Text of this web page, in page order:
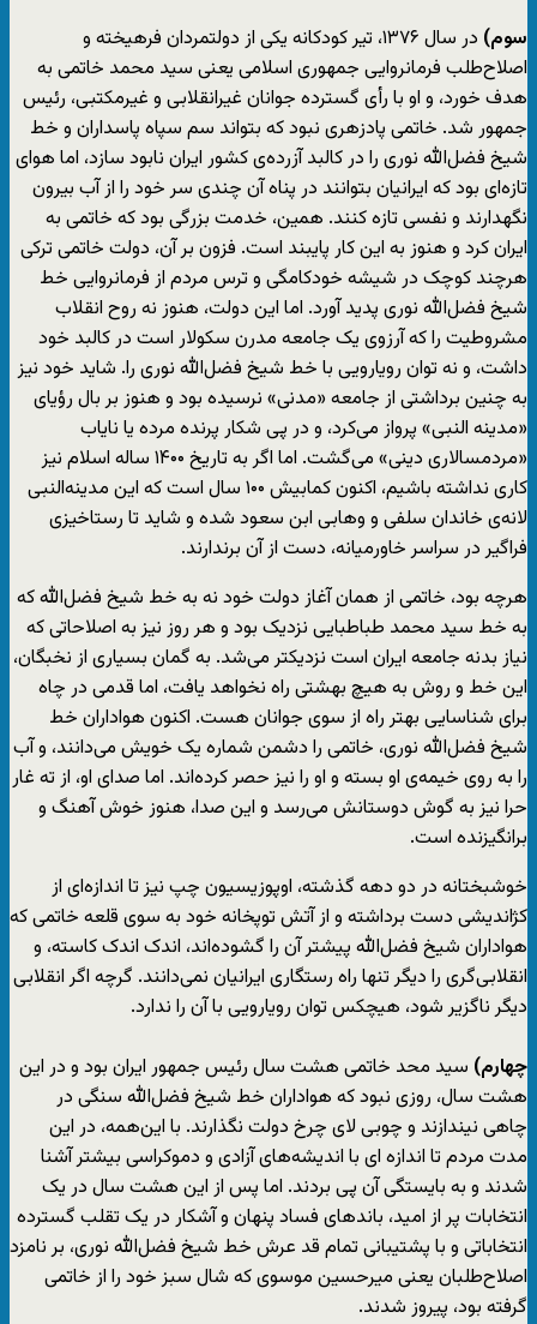
سوم)
در سال ۱۳۷۶، تیر کودکانه یکی از دولتمردان فرهیخته و
اصلاح‌طلب فرمانروایی جمهوری اسلامی یعنی سید محمد خاتمی به
هدف خورد، و او با رأی گسترده جوانان غیرانقلابی و غیرمکتبی، رئیس
جمهور شد. خاتمی پادزهری نبود که بتواند سم سپاه پاسداران و خط
شیخ فضل‌الله نوری را در کالبد آزرده‌ی کشور ایران نابود سازد، اما هوای
تازه‌ای بود که ایرانیان بتوانند در پناه آن چندی سر خود را از آب بیرون
نگهدارند و نفسی تازه کنند. همین، خدمت بزرگی بود که خاتمی به
ایران کرد و هنوز به این کار پایبند است. فزون بر آن، دولت خاتمی ترکی
هرچند کوچک در شیشه خودکامگی و ترس مردم از فرمانروایی خط
شیخ فضل‌الله نوری پدید آورد. اما این دولت، هنوز نه روح انقلاب
مشروطیت را که آرزوی یک جامعه مدرن سکولار است در کالبد خود
داشت، و نه توان رویارویی با خط شیخ فضل‌الله نوری را. شاید خود نیز
به چنین برداشتی از جامعه «مدنی» نرسیده بود و هنوز بر بال رؤیای
«مدینه النبی» پرواز می‌کرد، و در پی شکار پرنده مرده یا نایاب
«مردمسالاری دینی» می‌گشت. اما اگر به تاریخ ۱۴۰۰ ساله اسلام نیز
کاری نداشته باشیم، اکنون کمابیش ۱۰۰ سال است که این مدینه‌النبی
لانه‌ی خاندان سلفی و وهابی ابن سعود شده و شاید تا رستاخیزی
فراگیر در سراسر خاورمیانه، دست از آن برندارند.
هرچه بود، خاتمی از همان آغاز دولت خود نه به خط شیخ فضل‌الله که
به خط سید محمد طباطبایی نزدیک بود و هر روز نیز به اصلاحاتی که
نیاز بدنه جامعه ایران است نزدیکتر می‌شد. به گمان بسیاری از نخبگان،
این خط و روش به هیچ بهشتی راه نخواهد یافت، اما قدمی در چاه
برای شناسایی بهتر راه از سوی جوانان هست. اکنون هواداران خط
شیخ فضل‌الله نوری، خاتمی را دشمن شماره یک خویش می‌دانند، و آب
را به روی خیمه‌ی او بسته و او را ‌نیز حصر کرده‌اند. اما صدای او، از ته غار
حرا نیز به گوش دوستانش می‌رسد و این صدا، هنوز خوش آهنگ و
برانگیزنده است.
خوشبختانه در دو دهه گذشته، اوپوزیسیون چپ نیز تا اندازه‌ای از
کژاندیشی دست برداشته و از آتش توپخانه خود به سوی قلعه خاتمی که
هواداران شیخ فضل‌الله پیشتر آن را گشوده‌اند، اندک اندک کاسته، و
انقلابی‌گری را دیگر تنها راه رستگاری ایرانیان نمی‌دانند. گرچه اگر انقلابی
دیگر ناگزیر شود، هیچکس توان رویارویی با آن را ندارد.
چهارم) سید محد خاتمی هشت سال رئیس جمهور ایران بود و در این
هشت سال، روزی نبود که هواداران خط شیخ فضل‌الله سنگی در
چاهی نیندازند و چوبی لای چرخ دولت نگذارند. با این‌همه، در این
مدت مردم تا اندازه ای با اندیشه‌های آزادی و دموکراسی بیشتر آشنا
شدند و به بایستگی آن پی بردند. اما پس از این هشت سال در یک
انتخابات پر از امید، باندهای فساد پنهان و آشکار در یک تقلب گسترده
انتخاباتی و با پشتیبانی تمام قد عرش خط شیخ فضل‌الله نوری، بر نامزد
اصلاح‌طلبان یعنی میرحسین موسوی که شال سبز خود را از خاتمی
گرفته بود، پیروز شدند.